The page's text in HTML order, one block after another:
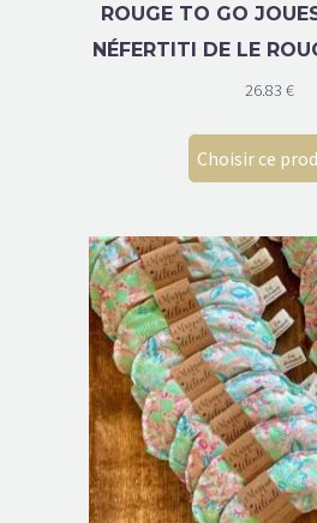
ROUGE TO GO
NÉFERTITI DE LE
26.83 €
Choisir ce